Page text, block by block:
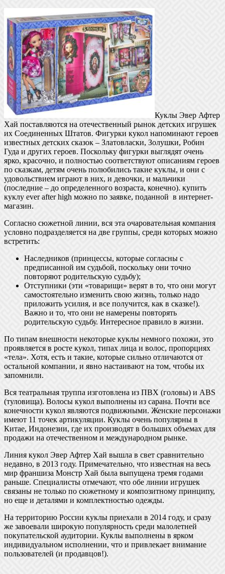
Куклы Эвер Афтер
Хай поставляются на отечественный рынок детских игрушек
их Соединенных Штатов. Фигурки кукол напоминают героев
известных детских сказок – Златовласки, Золушки, Робин
Гуда и других героев. Поскольку фигурки выглядят очень
ярко, красочно, и полностью соответствуют описаниям героев
по сказкам, детям очень полюбились такие куклы, и они с
удовольствием играют в них, и девочки, и мальчики
(последние – до определенного возраста, конечно). купить
куклу ever after high можно по заявке, поданной в интернет-
магазин.
Согласно сюжетной линии, вся эта очаровательная компания
условно подразделяется на две группы, среди которых можно
встретить:
Наследников (принцессы, которые согласны с
предписанной им судьбой, поскольку они точно
повторяют родительскую судьбу);
Отступники (эти «товарищи» верят в то, что они могут
самостоятельно изменить свою жизнь, только надо
приложить усилия, и все получится, как в сказке!).
Важно и то, что они не намерены повторять
родительскую судьбу. Интересное правило в жизни.
По типам внешности некоторые куклы немного похожи, это
проявляется в росте кукол, типах лица и волос, пропорциях
«тела». Хотя, есть и такие, которые сильно отличаются от
остальной компании, и явно настаивают на том, чтобы их
запомнили.
Вся театральная труппа изготовлена из ПВХ (головы) и ABS
(туловища). Волосы кукол выполнены из сарана. Почти все
конечности кукол являются подвижными. Женские персонажи
имеют 11 точек артикуляции. Куклы очень популярны в
Китае, Индонезии, где их производят в больших объемах для
продажи на отечественном и международном рынке.
Линия кукол Эвер Афтер Хай вышла в свет сравнительно
недавно, в 2013 году. Примечательно, что известная на весь
мир франшиза Монстр Хай была выпущена тремя годами
раньше. Специалисты отмечают, что обе линии игрушек
связаны не только по сюжетному и композитному принципу,
но еще и деталями и комплектностью одежды.
На территорию России куклы приехали в 2014 году, и сразу
же завоевали широкую популярность среди малолетней
покупательской аудитории. Куклы выполнены в ярком
индивидуальном исполнении, что и привлекает внимание
пользователей (и продавцов!).